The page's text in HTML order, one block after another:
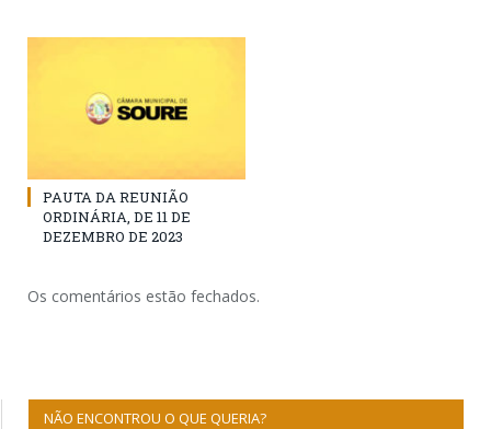
PAUTA DA REUNIÃO
ORDINÁRIA, DE 11 DE
DEZEMBRO DE 2023
Os comentários estão fechados.
NÃO ENCONTROU O QUE QUERIA?